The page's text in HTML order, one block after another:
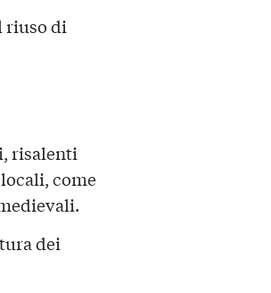
riuso di
risalenti
come
dei